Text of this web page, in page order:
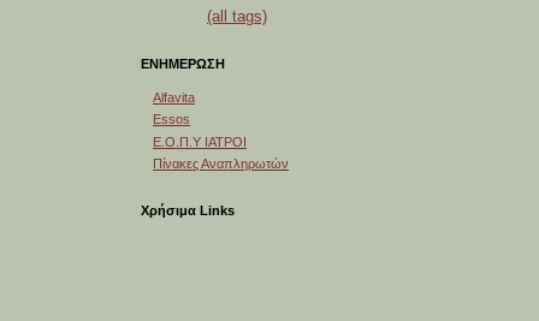
(all tags)
ΕΝΗΜΕΡΩΣΗ
Alfavita
Essos
Ε.Ο.Π.Υ ΙΑΤΡΟΙ
Πίνακες Αναπληρωτών
Χρήσιμα Links